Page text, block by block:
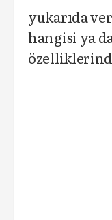
yukarıda
hangisi ya